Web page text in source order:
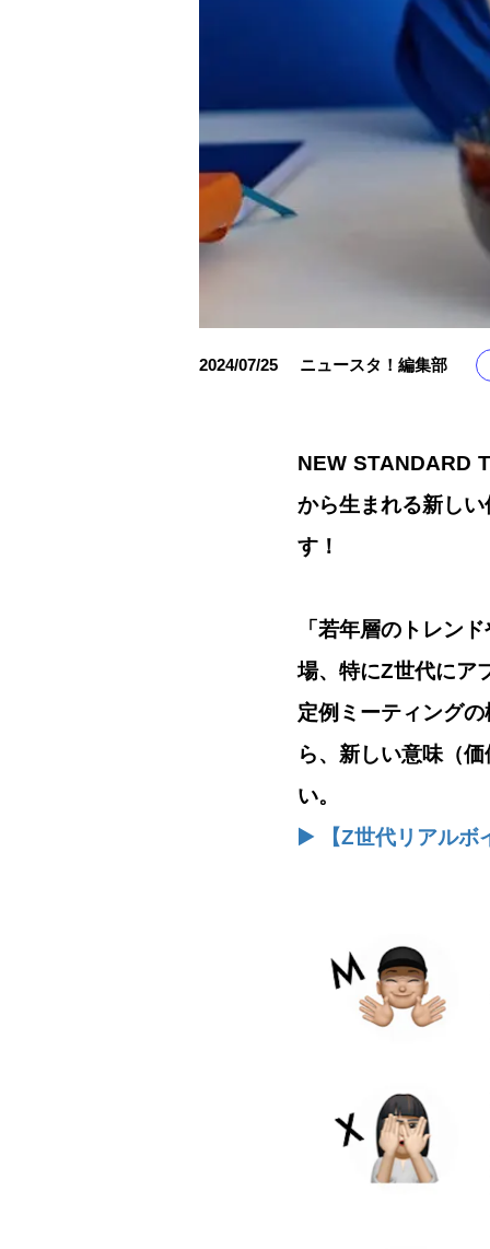
2024/07/25 ニュースタ！編集部
NEW STANDARD
から生まれる新し
す！
「若年層のトレン
場、特にZ世代にア
定例ミーティング
ら、新しい意味（
い。
▶️ 【Z世代リアルボ